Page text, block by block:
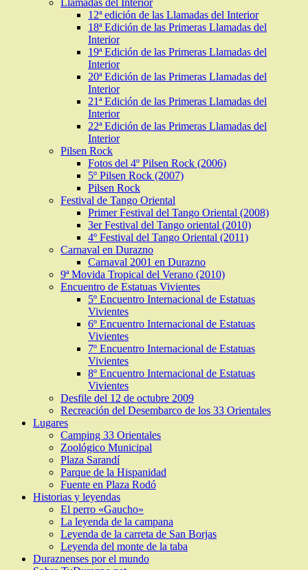
12ª edición de las Llamadas del Interior
18ª Edición de las Primeras Llamadas del
Interior
19ª Edición de las Primeras Llamadas del
Interior
20ª Edición de las Primeras Llamadas del
Interior
21ª Edición de las Primeras Llamadas del
Interior
22ª Edición de las Primeras Llamadas del
Interior
Pilsen Rock
Fotos del 4º Pilsen Rock (2006)
5º Pilsen Rock (2007)
Pilsen Rock
Festival de Tango Oriental
Primer Festival del Tango Oriental (2008)
3er Festival del Tango oriental (2010)
4º Festival del Tango Oriental (2011)
Carnaval en Durazno
Carnaval 2001 en Durazno
9ª Movida Tropical del Verano (2010)
Encuentro de Estatuas Vivientes
5º Encuentro Internacional de Estatuas
Vivientes
6º Encuentro Internacional de Estatuas
Vivientes
7º Encuentro Internacional de Estatuas
Vivientes
8º Encuentro Internacional de Estatuas
Vivientes
Desfile del 12 de octubre 2009
Recreación del Desembarco de los 33 Orientales
Lugares
Camping 33 Orientales
Zoológico Municipal
Plaza Sarandí
Parque de la Hispanidad
Fuente en Plaza Rodó
Historias y leyendas
El perro «Gaucho»
La leyenda de la campana
Leyenda de la carreta de San Borjas
Leyenda del monte de la taba
Duraznenses por el mundo